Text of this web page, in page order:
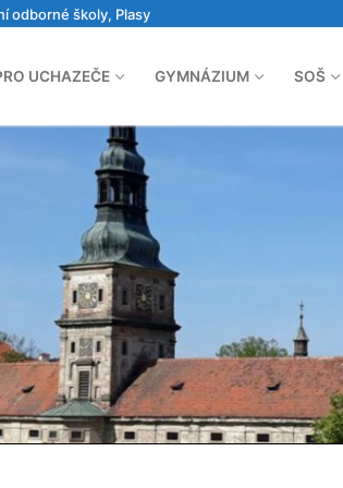
odborné školy, Plasy
UCHAZEČE GYMNÁZIUM SOŠ